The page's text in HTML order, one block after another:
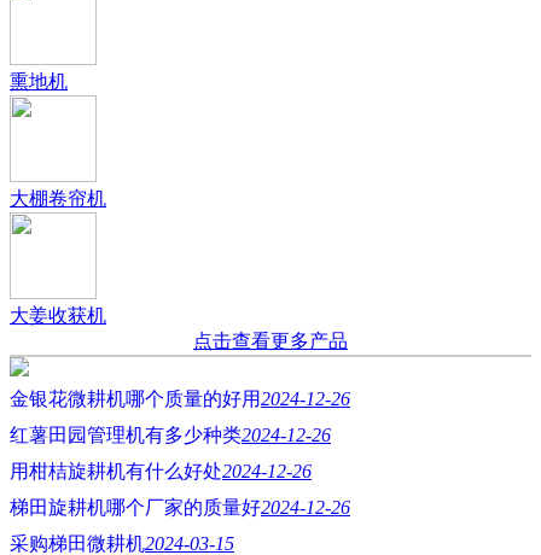
熏地机
大棚卷帘机
大姜收获机
点击查看更多产品
金银花微耕机哪个质量的好用2024-12-26
红薯田园管理机有多少种类2024-12-26
用柑桔旋耕机有什么好处2024-12-26
梯田旋耕机哪个厂家的质量好2024-12-26
采购梯田微耕机2024-03-15